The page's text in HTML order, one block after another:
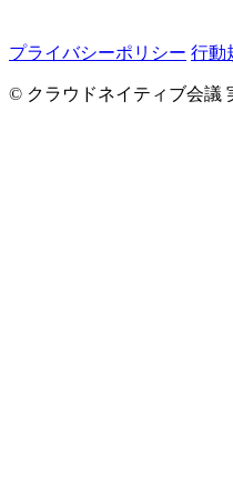
プライバシーポリシー 行動
© クラウドネイティブ会議